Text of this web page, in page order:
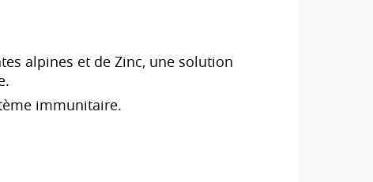
alpines et de Zinc, une solution
immunitaire.